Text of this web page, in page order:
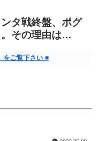
タ戦終盤、ポグ
その理由は…
をご覧下さい ■